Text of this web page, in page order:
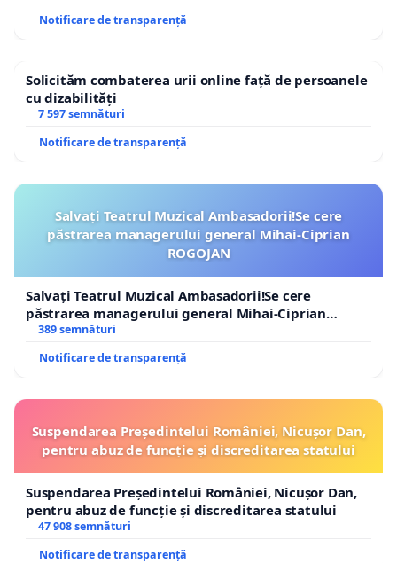
Notificare de transparență
Solicităm combaterea urii online față de persoanele
cu dizabilități
7 597 semnături
Notificare de transparență
Salvați Teatrul Muzical Ambasadorii!Se cere
păstrarea managerului general Mihai-Ciprian
ROGOJAN
Salvați Teatrul Muzical Ambasadorii!Se cere
păstrarea managerului general Mihai-Ciprian
ROGOJAN
389 semnături
Notificare de transparență
Suspendarea Președintelui României, Nicușor Dan,
pentru abuz de funcție și discreditarea statului
Suspendarea Președintelui României, Nicușor Dan,
pentru abuz de funcție și discreditarea statului
47 908 semnături
Notificare de transparență